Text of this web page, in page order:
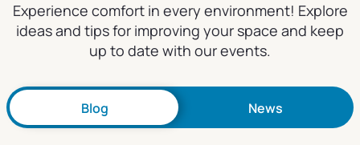
Experience comfort in every environment! Explore
ideas and tips for improving your space and keep
up to date with our events.
Blog News